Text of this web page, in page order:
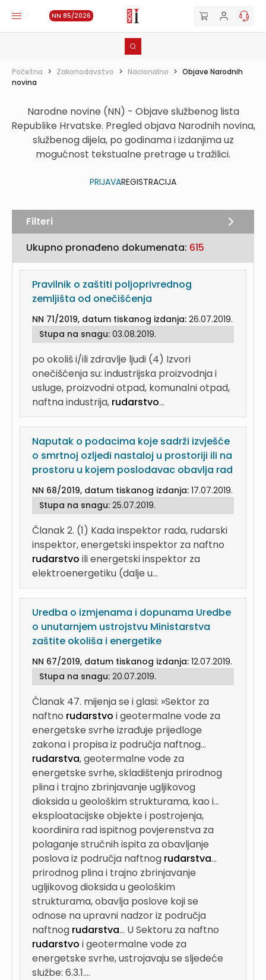
NN 85/2026
Početna > Zakonodavstvo > Nacionalno > Objave Narodnih
novina
Narodne novine (NN) - Objave službenog lista
Republike Hrvatske. Pregled objava Narodnih novina,
službenog dijela, po godinama i izdanjima uz
mogućnost tekstualne pretrage u tražilici.
PRIJAVAREGISTRACIJA
Ukupno pronađeno dokumenata: 615
Pravilnik o zaštiti poljoprivrednog
zemljišta od onečišćenja
NN 71/2019, datum tiskanog izdanja: 26.07.2019.
Stupa na snagu: 03.08.2019.
po okoliš i/ili zdravlje ljudi (4) Izvori
onečišćenja su: industrijska proizvodnja i
usluge, proizvodni otpad, komunalni otpad,
naftna industrija, rudarstvo...
Naputak o podacima koje sadrži izvješće
o smrtnoj ozljedi nastaloj u prostoriji ili na
prostoru u kojem poslodavac obavlja rad
NN 68/2019, datum tiskanog izdanja: 17.07.2019.
Stupa na snagu: 25.07.2019.
Članak 2. (1) Kada inspektor rada, rudarski
inspektor, energetski inspektor za naftno
rudarstvo ili energetski inspektor za
elektroenergetiku (dalje u...
Uredba o izmjenama i dopunama Uredbe
o unutarnjem ustrojstvu Ministarstva
zaštite okoliša i energetike
NN 67/2019, datum tiskanog izdanja: 12.07.2019.
Stupa na snagu: 20.07.2019.
Članak 47. mijenja se i glasi: »Sektor za
naftno rudarstvo i geotermalne vode za
energetske svrhe izrađuje prijedloge
zakona i propisa iz područja naftnog...
rudarstva, geotermalne vode za
energetske svrhe, skladištenja prirodnog
plina i trajno zbrinjavanje ugljikovog
dioksida u geološkim strukturama, kao i...
eksploatacijske objekte i postrojenja,
koordinira rad ispitnog povjerenstva za
polaganje stručnih ispita za obavljanje
poslova iz područja naftnog rudarstva...
prirodnog plina i trajno zbrinjavanje
ugljikovog dioksida u geološkim
strukturama, obavlja poslove koji se
odnose na upravni nadzor iz područja
naftnog rudarstva... U Sektoru za naftno
rudarstvo i geotermalne vode za
energetske svrhe, ustrojavaju se sljedeće
službe: 6.3.1....
Filteri